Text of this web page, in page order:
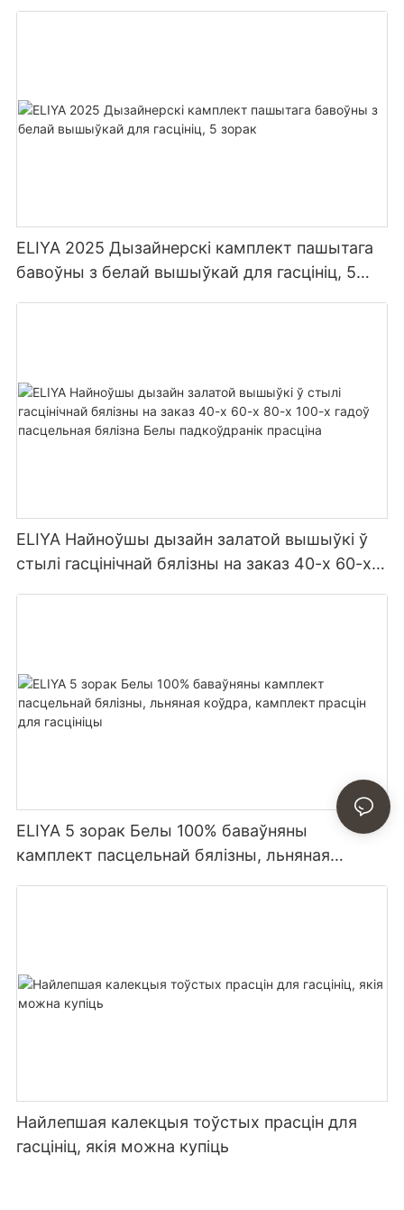
ELIYA 2025 Дызайнерскі камплект пашытага
бавоўны з белай вышыўкай для гасцініц, 5
ELIYA Найноўшы дызайн залатой вышыўкі ў
стылі гасцінічнай бялізны на заказ 40-х 60-х
ELIYA 5 зорак Белы 100% баваўняны
камплект пасцельнай бялізны, льняная
Найлепшая калекцыя тоўстых прасцін для
гасцініц, якія можна купіць